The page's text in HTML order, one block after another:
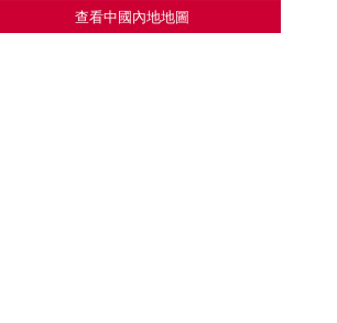
查看中國內地地圖